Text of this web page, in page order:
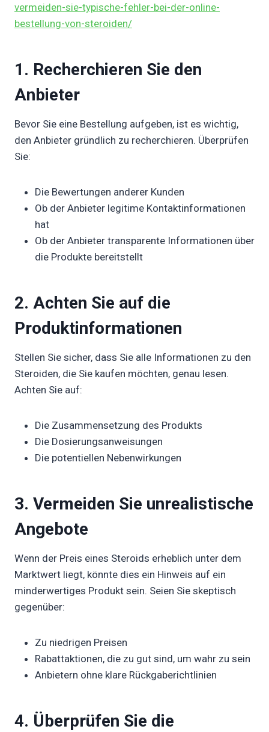
vermeiden-sie-typische-fehler-bei-der-online-
bestellung-von-steroiden/
1. Recherchieren Sie den
Anbieter
Bevor Sie eine Bestellung aufgeben, ist es wichtig,
den Anbieter gründlich zu recherchieren. Überprüfen
Sie:
Die Bewertungen anderer Kunden
Ob der Anbieter legitime Kontaktinformationen
hat
Ob der Anbieter transparente Informationen über
die Produkte bereitstellt
2. Achten Sie auf die
Produktinformationen
Stellen Sie sicher, dass Sie alle Informationen zu den
Steroiden, die Sie kaufen möchten, genau lesen.
Achten Sie auf:
Die Zusammensetzung des Produkts
Die Dosierungsanweisungen
Die potentiellen Nebenwirkungen
3. Vermeiden Sie unrealistische
Angebote
Wenn der Preis eines Steroids erheblich unter dem
Marktwert liegt, könnte dies ein Hinweis auf ein
minderwertiges Produkt sein. Seien Sie skeptisch
gegenüber:
Zu niedrigen Preisen
Rabattaktionen, die zu gut sind, um wahr zu sein
Anbietern ohne klare Rückgaberichtlinien
4. Überprüfen Sie die